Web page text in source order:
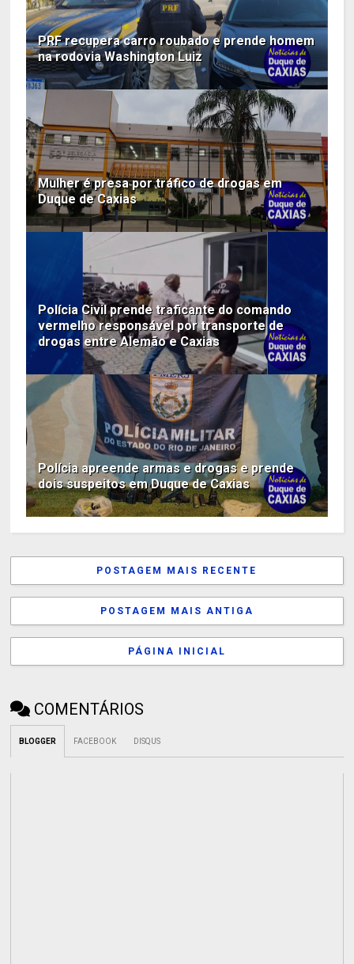
PRF recupera carro roubado e prende homem
na rodovia Washington Luiz
Mulher é presa por tráfico de drogas em
Duque de Caxias
Polícia Civil prende traficante do comando
vermelho responsável por transporte de
drogas entre Alemão e Caxias
Polícia apreende armas e drogas e prende
dois suspeitos em Duque de Caxias
POSTAGEM MAIS RECENTE
POSTAGEM MAIS ANTIGA
PÁGINA INICIAL
COMENTÁRIOS
BLOGGER FACEBOOK DISQUS